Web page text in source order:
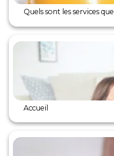
Quels sont les services
Accueil